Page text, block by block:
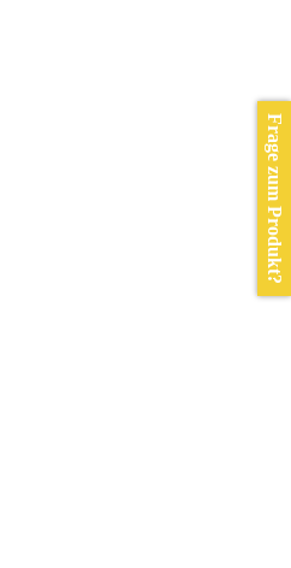
Frage zum Produkt?